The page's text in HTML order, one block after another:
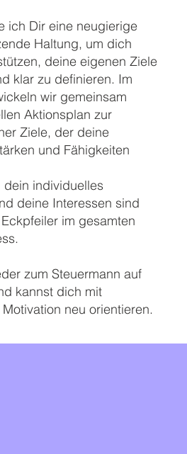
ich Dir eine neugierige
Haltung, um dich
deine eigenen Ziele
klar zu definieren. Im
wir gemeinsam
Aktionsplan zur
Ziele, der deine
und Fähigkeiten
dein individuelles
deine Interessen sind
im gesamten
zum Steuermann auf
kannst dich mit
neu orientieren.